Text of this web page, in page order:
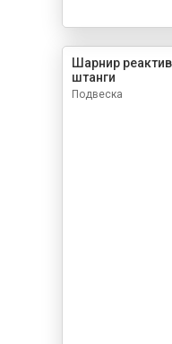
Шарнир
штанги
Подвеска